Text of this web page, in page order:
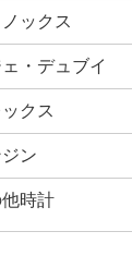
ックス
ェ・デュブイ
クス
ン
時計